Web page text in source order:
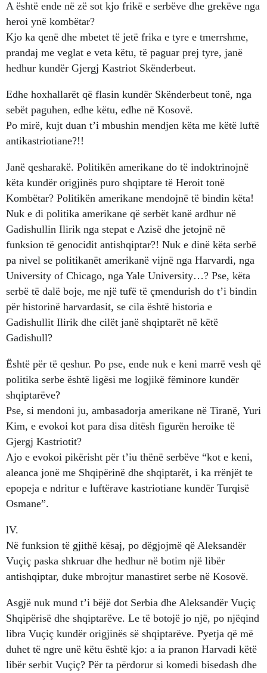
A është ende në zë sot kjo frikë e serbëve dhe grekëve nga
heroi ynë kombëtar?
Kjo ka qenë dhe mbetet të jetë frika e tyre e tmerrshme,
prandaj me veglat e veta këtu, të paguar prej tyre, janë
hedhur kundër Gjergj Kastriot Skënderbeut.
Edhe hoxhallarët që flasin kundër Skënderbeut tonë, nga
sebët paguhen, edhe këtu, edhe në Kosovë.
Po mirë, kujt duan t’i mbushin mendjen këta me këtë luftë
antikastriotiane?!!
Janë qesharakë. Politikën amerikane do të indoktrinojnë
këta kundër origjinës puro shqiptare të Heroit tonë
Kombëtar? Politikën amerikane mendojnë të bindin këta!
Nuk e di politika amerikane që serbët kanë ardhur në
Gadishullin Ilirik nga stepat e Azisë dhe jetojnë në
funksion të genocidit antishqiptar?! Nuk e dinë këta serbë
pa nivel se politikanët amerikanë vijnë nga Harvardi, nga
University of Chicago, nga Yale University…? Pse, këta
serbë të dalë boje, me një tufë të çmendurish do t’i bindin
për historinë harvardasit, se cila është historia e
Gadishullit Ilirik dhe cilët janë shqiptarët në këtë
Gadishull?
Është për të qeshur. Po pse, ende nuk e keni marrë vesh që
politika serbe është ligësi me logjikë fëminore kundër
shqiptarëve?
Pse, si mendoni ju, ambasadorja amerikane në Tiranë, Yuri
Kim, e evokoi kot para disa ditësh figurën heroike të
Gjergj Kastriotit?
Ajo e evokoi pikërisht për t’iu thënë serbëve “kot e keni,
aleanca jonë me Shqipërinë dhe shqiptarët, i ka rrënjët te
epopeja e ndritur e luftërave kastriotiane kundër Turqisë
Osmane”.
lV.
Në funksion të gjithë kësaj, po dëgjojmë që Aleksandër
Vuçiç paska shkruar dhe hedhur në botim një libër
antishqiptar, duke mbrojtur manastiret serbe në Kosovë.
Asgjë nuk mund t’i bëjë dot Serbia dhe Aleksandër Vuçiç
Shqipërisë dhe shqiptarëve. Le të botojë jo një, po njëqind
libra Vuçiç kundër origjinës së shqiptarëve. Pyetja që më
duhet të ngre unë këtu është kjo: a ia pranon Harvadi këtë
libër serbit Vuçiç? Për ta përdorur si komedi bisedash dhe